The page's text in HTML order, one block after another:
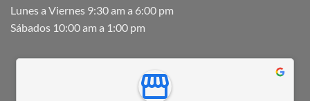
Lunes a Viernes 9:30 am a 6:00 pm
Sábados 10:00 am a 1:00 pm